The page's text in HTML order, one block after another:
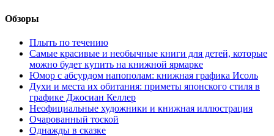
Обзоры
Плыть по течению
Самые красивые и необычные книги для детей, которые
можно будет купить на книжной ярмарке
Юмор с абсурдом напополам: книжная графика Исоль
Духи и места их обитания: приметы японского стиля в
графике Джосиан Келлер
Неофициальные художники и книжная иллюстрация
Очарованный тоской
Однажды в сказке